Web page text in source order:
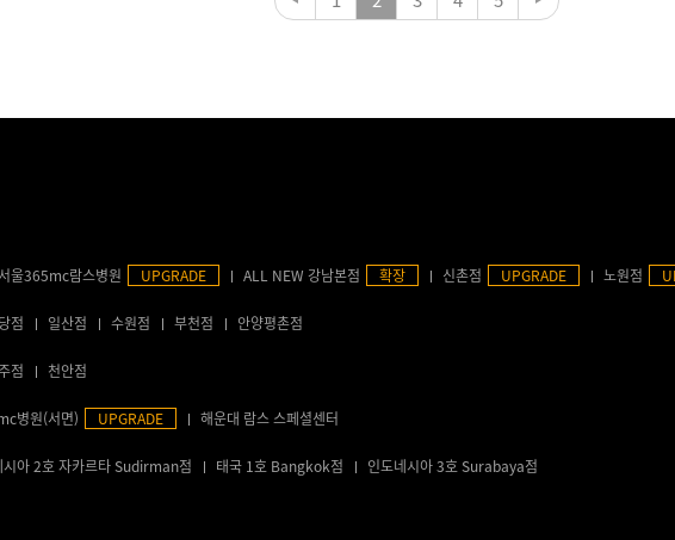
울365mc람스병원 UPGRADE ALL NEW 강남본점 확장 신촌점 UPGRADE 노원점
점 일산점 수원점 부천점 안양평촌점
점 천안점
병원(서면) UPGRADE 해운대 람스 스페셜센터
시아 2호 자카르타 Sudirman점 태국 1호 Bangkok점 인도네시아 3호 Surabaya점